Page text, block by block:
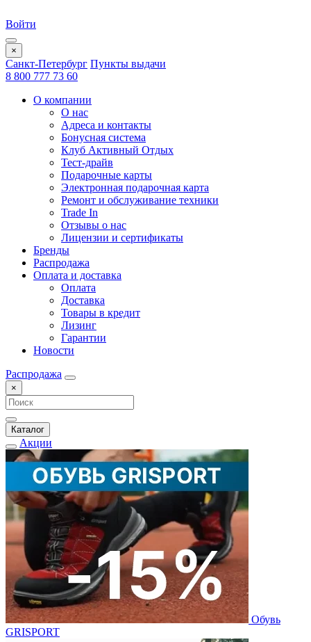
Войти
×
Санкт-Петербург Пункты выдачи
8 800 777 73 60
О компании
О нас
Адреса и контакты
Бонусная система
Клуб Активный Отдых
Тест-драйв
Подарочные карты
Электронная подарочная карта
Ремонт и обслуживание техники
Trade In
Отзывы о нас
Лицензии и сертификаты
Бренды
Распродажа
Оплата и доставка
Оплата
Доставка
Товары в кредит
Лизинг
Гарантии
Новости
Распродажа
×
Каталог
Акции
Обувь
GRISPORT